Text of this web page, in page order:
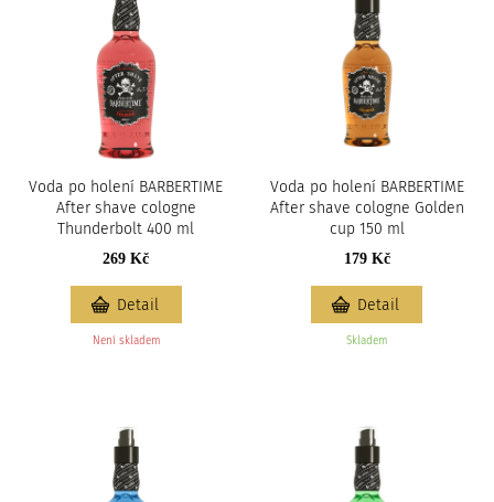
Voda po holení BARBERTIME
After shave cologne
Thunderbolt 400 ml
269 Kč
Není skladem
Detail
Voda po holení BARBERTIME
After shave cologne Golden
cup 150 ml
179 Kč
Skladem
Detail